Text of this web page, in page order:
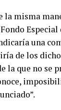
la misma
Especial
una
de los
la que no se